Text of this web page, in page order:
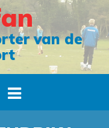
van de